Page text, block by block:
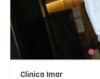
Clínica Imar